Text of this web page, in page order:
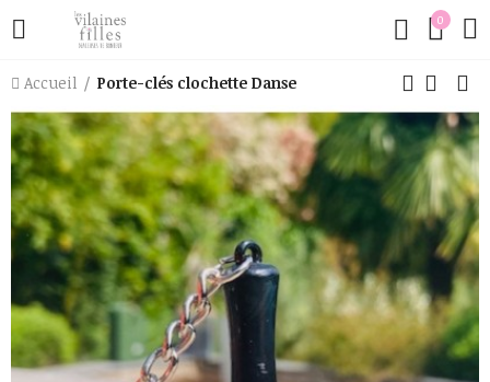
0
Accueil Porte-clés clochette Danse